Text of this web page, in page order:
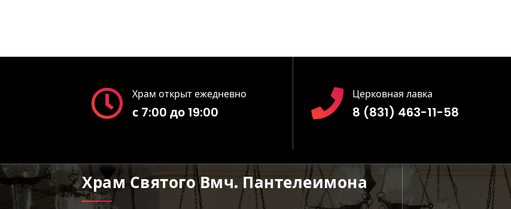
Храм открыт ежедневно
с 7:00 до 19:00
Церковная лавка
8 (831) 463-11-58
Храм Святого Вмч. Пантелеимона